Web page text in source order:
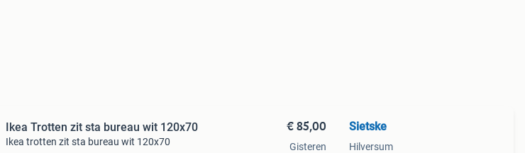
Ikea Trotten zit sta bureau wit 120x70
Ikea trotten zit sta bureau wit 120x70
€ 85,00
Gisteren
Sietske
Hilversum